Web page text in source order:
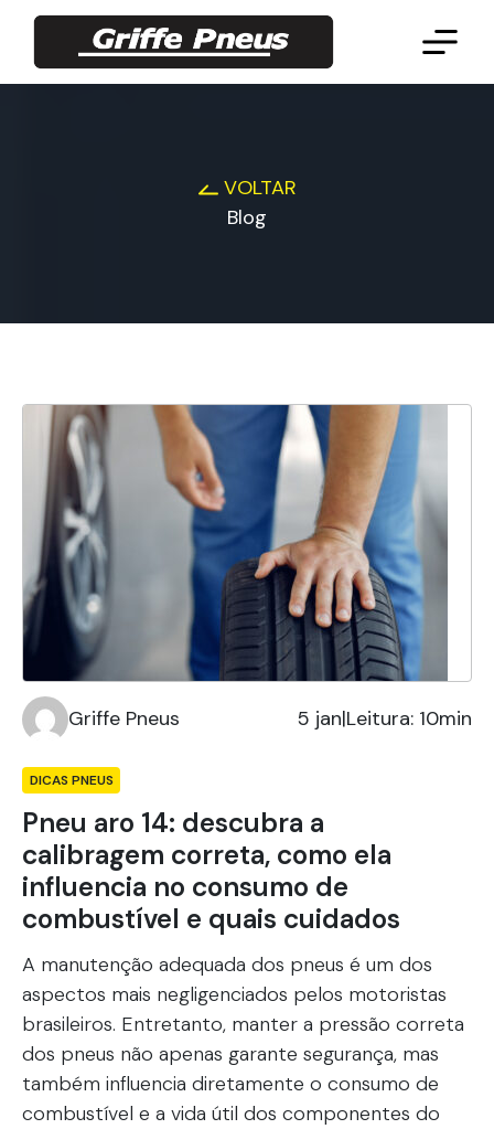
VOLTAR
Blog
Griffe Pneus 5 jan|Leitura: 10min
DICAS PNEUS
Pneu aro 14: descubra a
calibragem correta, como ela
influencia no consumo de
combustível e quais cuidados
A manutenção adequada dos pneus é um dos
aspectos mais negligenciados pelos motoristas
brasileiros. Entretanto, manter a pressão correta
dos pneus não apenas garante segurança, mas
também influencia diretamente o consumo de
combustível e a vida útil dos componentes do